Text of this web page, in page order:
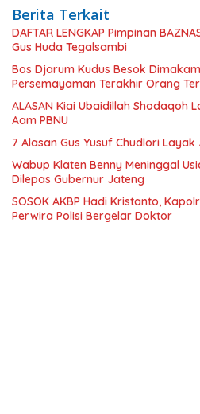
Berita Terkait
DAFTAR LENGKAP Pimpinan
Gus Huda Tegalsambi
Bos Djarum Kudus Besok
Persemayaman Terakhir Orang
ALASAN Kiai Ubaidillah Shodaqoh
Aam PBNU
7 Alasan Gus Yusuf Chudlori Layak
Wabup Klaten Benny Meninggal
Dilepas Gubernur Jateng
SOSOK AKBP Hadi Kristanto,
Perwira Polisi Bergelar Doktor